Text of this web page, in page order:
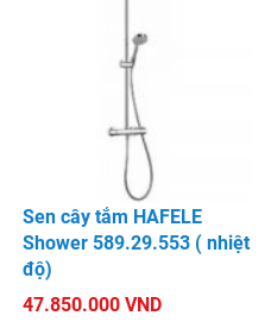
Sen cây tắm HAFELE
Shower 589.29.553 ( nhiệt
độ)
47.850.000 VND